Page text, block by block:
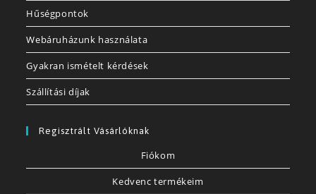
Hűségpontok
Webáruházunk használata
Gyakran ismételt kérdések
Szállítási díjak
Regisztrált Vásárlóknak
Fiókom
Kedvenc termékeim